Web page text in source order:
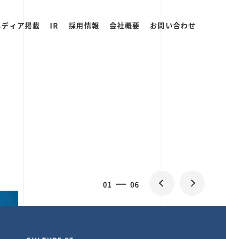
ィア掲載 IR 採用情報 会社概要 お問い合わせ
01 06